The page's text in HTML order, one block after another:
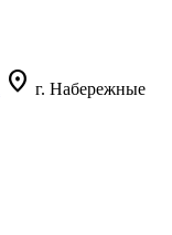
location_on г. Набережные